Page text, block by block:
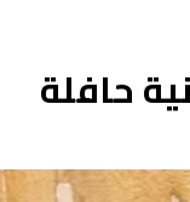
حافلة